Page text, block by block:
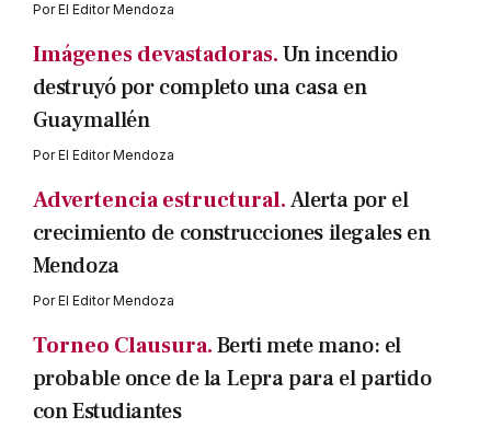
PorEl Editor Mendoza
Imágenes devastadoras.Un incendio
destruyó por completo una casa en
Guaymallén
PorEl Editor Mendoza
Advertencia estructural.Alerta por el
crecimiento de construcciones ilegales en
Mendoza
PorEl Editor Mendoza
Torneo Clausura.Berti mete mano: el
probable once de la Lepra para el partido
con Estudiantes